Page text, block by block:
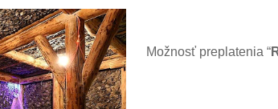
Možnosť preplatenia “